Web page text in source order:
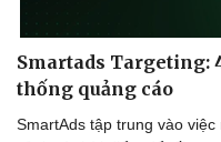
Smartads Targeting:
thống quảng cáo
SmartAds tập trung vào